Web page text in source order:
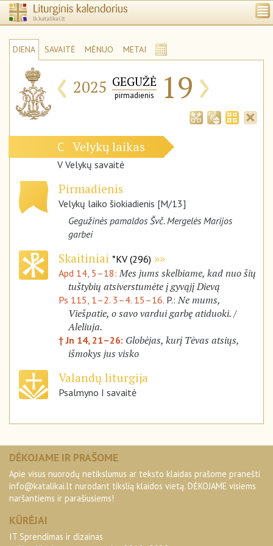
DIENA SAVAITĖ MĖNUO METAI
‹ 2025 GEGUŽĖ
pirmadienis 19 ›
C Velykų laikas
V Velykų savaitė
Pirmadienis
Velykų laiko šiokiadienis [M/13]
Gegužinės pamaldos Švč. Mergelės Marijos
garbei
Skaitiniai *KV (296)
Apd 14, 5–18:Mes jums skelbiame, kad nuo šių
tuštybių atsiverstumėte į gyvąjį Dievą
Ps 115, 1–2. 3–4. 15–16. P.:Ne mums,
Viešpatie, o savo vardui garbę atiduoki. /
Aleliuja.
† Jn 14, 21–26: Globėjas, kurį Tėvas atsiųs,
išmokys jus visko
Valandų liturgija
Psalmyno I savaitė
DĖKOJAME IR PRAŠOME
Apie visus nuorodų netikslumus ar teksto klaidas prašome pranešti
info@katalikai.lt nurodant tikslią klaidos vietą. DĖKOJAME visiems
naršantiems ir parašiusiems!
KŪRĖJAI
IT Sprendimas ir dizainas